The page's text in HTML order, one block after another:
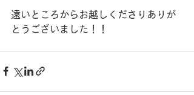
遠いところからお越しくださりありが
とうございました！！